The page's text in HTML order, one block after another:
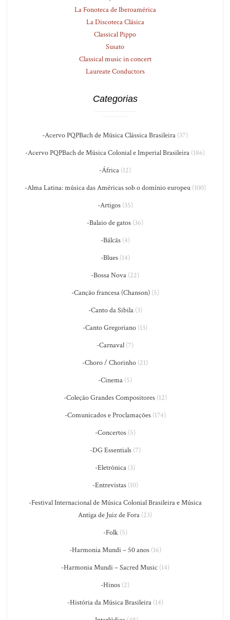
La Fonoteca de Iberoamérica
La Discoteca Clásica
Classical Pippo
Susato
Classical music in concert
Laureate Conductors
Categorias
-Acervo PQPBach de Música Clássica Brasileira (37)
-Acervo PQPBach de Música Colonial e Imperial Brasileira (186)
-África (12)
-Alma Latina: música das Américas sob o domínio europeu(100)
-Artigos(35)
-Balaio de gatos (36)
-Bálcãs(4)
-Blues(14)
-Bossa Nova (22)
-Canção francesa (Chanson)(5)
-Canto da Sibila(3)
-Canto Gregoriano (13)
-Carnaval (7)
-Choro / Chorinho (21)
-Cinema (5)
-Coleção Grandes Compositores(12)
-Comunicados e Proclamações(174)
-Concertos(5)
-DG Essentials(7)
-Eletrônica (3)
-Entrevistas(10)
-Festival Internacional de Música Colonial Brasileira e Música
Antiga de Juiz de Fora (23)
-Folk(5)
-Harmonia Mundi – 50 anos(16)
-Harmonia Mundi – Sacred Music (14)
-Hinos (2)
-História da Música Brasileira(14)